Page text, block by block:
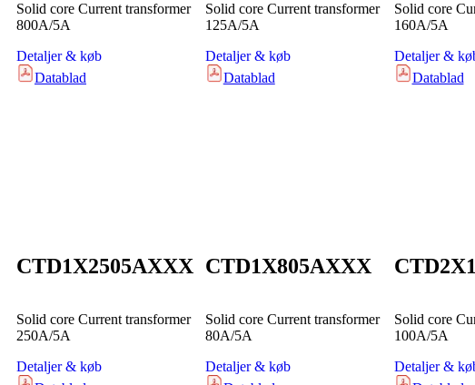
Solid core Current transformer
800A/5A
Detaljer & køb
Datablad
Solid core Current transformer
125A/5A
Detaljer & køb
Datablad
Solid core
160A/5A
Detaljer &
Datablad
CTD1X2505AXXX
Solid core Current transformer
250A/5A
Detaljer & køb
CTD1X805AXXX
Solid core Current transformer
80A/5A
Detaljer & køb
Solid core
100A/5A
Detaljer &